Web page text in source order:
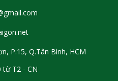
P.15, Q.Tân Bình, HCM
từ T2 - CN